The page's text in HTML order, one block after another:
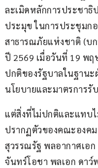
ละเมิดหลักการประชา
ประมุข ในการประชุมก
สาธารณภัยแห่งชาติ (บ
ปี 2569 เมื่อวันที่ 19 พ
ปกติของรัฐบาลในฐาน
นโยบายและมาตรการรั
แต่สิ่งที่ไม่ปกติและแทบ
ปรากฏตัวของคณะองค
สุวรรณรัฐ พลอากาศเอ
จันทร์โอชา พลเอก ดา